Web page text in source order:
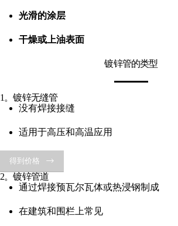
光滑的涂层
干燥或上油表面
镀锌管的类型
1。镀锌无缝管
没有焊接接缝
适用于高压和高温应用
得到价格
2。镀锌管道
通过焊接预瓦尔瓦体或热浸钢制成
在建筑和围栏上常见